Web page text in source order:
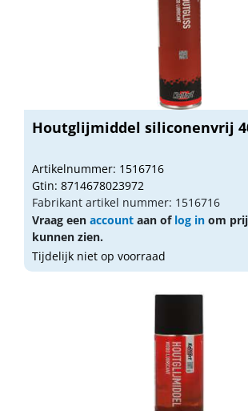
Houtglijmiddel siliconenvrij
Artikelnummer: 1516716
Gtin: 8714678023972
Fabrikant artikel nummer: 1516716
Vraag een account aan of log in om
kunnen zien.
Tijdelijk niet op voorraad